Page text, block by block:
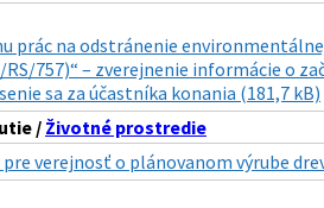
prác na odstránenie
757)“ – zverejnenie informácie o
sa za účastníka konania (181,7 kB)
/ Životné prostredie
verejnosť o plánovanom výrube